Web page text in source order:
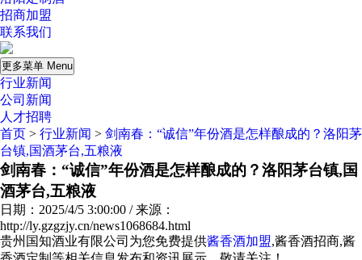
招商加盟
联系我们
更多菜单 Menu
行业新闻
公司新闻
人才招聘
首页 > 行业新闻 > 剑南春：“诚信”年份酒是怎样酿成的？洛阳茅
台镇,国酒茅台,五粮液
剑南春：“诚信”年份酒是怎样酿成的？洛阳茅台镇,国
酒茅台,五粮液
日期：2025/4/5 3:00:00 / 来源：
http://ly.gzgzjy.cn/news1068684.html
贵州国知酒业有限公司为您免费提供酱香酒加盟,酱香酒招商,酱